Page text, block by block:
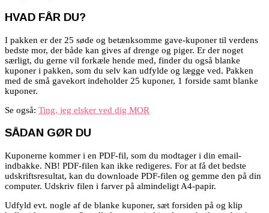
HVAD FÅR DU?
I pakken er der 25 søde og betænksomme gave-kuponer til verdens
bedste mor, der både kan gives af drenge og piger. Er der noget
særligt, du gerne vil forkæle hende med, finder du også blanke
kuponer i pakken, som du selv kan udfylde og lægge ved. Pakken
med de små gavekort indeholder 25 kuponer, 1 forside samt blanke
kuponer.
Se også: Ting, jeg elsker ved dig MOR
SÅDAN GØR DU
Kuponerne kommer i en PDF-fil, som du modtager i din email-
indbakke. NB! PDF-filen kan ikke redigeres. For at få det bedste
udskriftsresultat, kan du downloade PDF-filen og gemme den på din
computer. Udskriv filen i farver på almindeligt A4-papir.
Udfyld evt. nogle af de blanke kuponer, sæt forsiden på og klip